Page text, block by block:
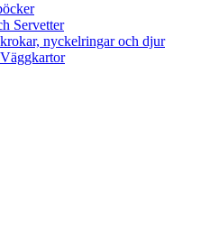
Servetter
nyckelringar och djur